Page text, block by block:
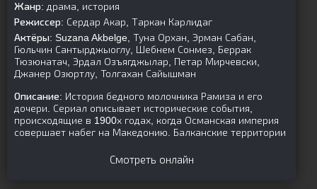
Жанр: драма, история
Режиссер: Сердар Акар, Таркан Карлидаг
Актёры: Suzana Akbelge, Туна Орхан, Эрман Сабан,
Гюльчин Сантырджыоглу, Шебнем Сонмез, Беррак
Тюзюнатач, Эрдал Озъягджылар, Петар Мирчевски,
Джанер Озюртлу, Толгахан Сайышман
Описание: История бедного молочника Рамиза и его
дочери. Сериал описывает исторические события,
происходящие в 1900х годах, когда Османская империя
совершает набег на Македонию. Балканские территории
Смотреть онлайн